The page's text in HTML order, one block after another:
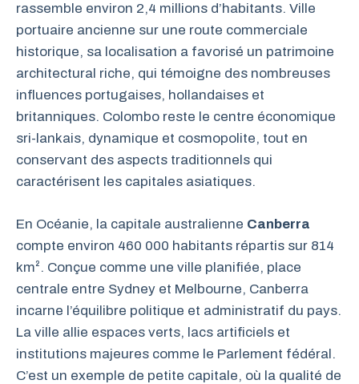
rassemble environ 2,4 millions d’habitants. Ville
portuaire ancienne sur une route commerciale
historique, sa localisation a favorisé un patrimoine
architectural riche, qui témoigne des nombreuses
influences portugaises, hollandaises et
britanniques. Colombo reste le centre économique
sri-lankais, dynamique et cosmopolite, tout en
conservant des aspects traditionnels qui
caractérisent les capitales asiatiques.
En Océanie, la capitale australienne Canberra
compte environ 460 000 habitants répartis sur 814
km². Conçue comme une ville planifiée, place
centrale entre Sydney et Melbourne, Canberra
incarne l’équilibre politique et administratif du pays.
La ville allie espaces verts, lacs artificiels et
institutions majeures comme le Parlement fédéral.
C’est un exemple de petite capitale, où la qualité de